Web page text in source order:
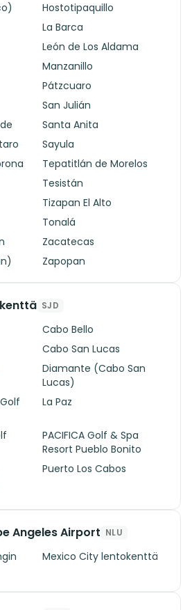
Hostotipaquillo
La Barca
León de Los Aldama
Manzanillo
Pátzcuaro
San Julián
Santa Anita
Sayula
Tepatitlán de Morelos
Tesistán
Tizapan El Alto
Tonalá
Zacatecas
Zapopan
SJD
Cabo Bello
Cabo San Lucas
Diamante (Cabo San
Lucas)
La Paz
PACIFICA Golf & Spa
Resort Pueblo Bonito
Puerto Los Cabos
Angeles Airport NLU
Mexico City lentokenttä